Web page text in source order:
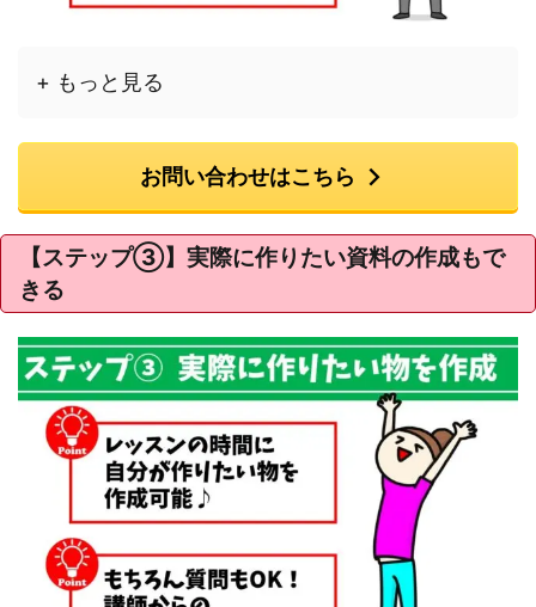
+ もっと見る
お問い合わせはこちら
【ステップ③】実際に作りたい資料の作成もで
きる